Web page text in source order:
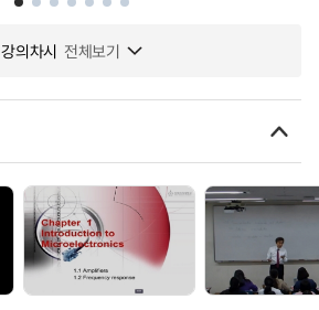
강의차시 전체보기